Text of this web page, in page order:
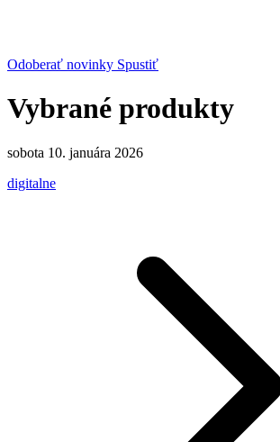
Odoberať novinky Spustiť
Vybrané produkty
sobota 10. januára 2026
digitalne